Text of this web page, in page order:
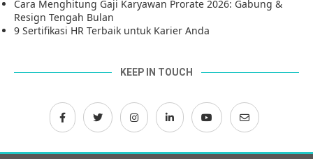
Cara Menghitung Gaji Karyawan Prorate 2026: Gabung &
Resign Tengah Bulan
9 Sertifikasi HR Terbaik untuk Karier Anda
KEEP IN TOUCH